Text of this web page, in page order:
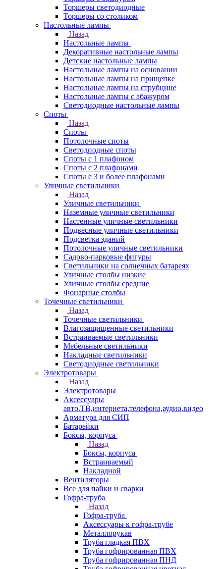
Торшеры светодиодные
Торшеры со столиком
Настольные лампы
Назад
Настольные лампы
Декоративные настольные лампы
Детские настольные лампы
Настольные лампы на основании
Настольные лампы на прищепке
Настольные лампы на струбцине
Настольные лампы с абажуром
Светодиодные настольные лампы
Споты
Назад
Споты
Потолочные споты
Светодиодные споты
Споты с 1 плафоном
Споты с 2 плафонами
Споты с 3 и более плафонами
Уличные светильники
Назад
Уличные светильники
Наземные уличные светильники
Настенные уличные светильники
Подвесные уличные светильники
Подсветка зданий
Потолочные уличные светильники
Садово-парковые фигуры
Светильники на солнечных батареях
Уличные столбы низкие
Уличные столбы средние
Фонарные столбы
Точечные светильники
Назад
Точечные светильники
Влагозащищенные светильники
Встраиваемые светильники
Мебельные светильники
Накладные светильники
Светодиодные светильники
Электротовары
Назад
Электротовары
Аксессуары
авто,ТВ,интернета,телефона,аудио,видео
Арматура для СИП
Батарейки
Боксы, корпуса
Назад
Боксы, корпуса
Встраиваемый
Накладной
Вентиляторы
Все для пайки и сварки
Гофра-труба
Назад
Гофра-труба
Аксессуары к гофра-трубе
Металлорукав
Труба гладкая ПВХ
Труба гофрированная ПВХ
Труба гофрированная ПНД